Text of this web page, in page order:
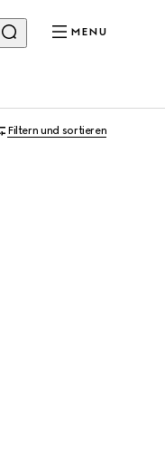
MENU
Filtern und sortieren